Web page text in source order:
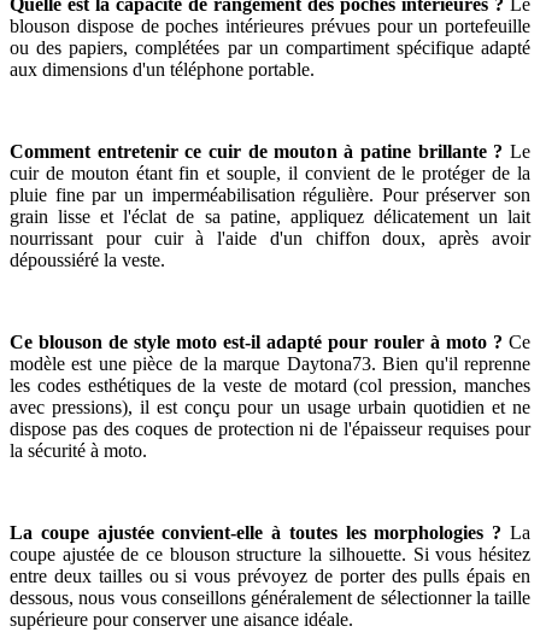
blouson dispose de poches intérieures prévues pour un portefeuille
ou des papiers, complétées par un compartiment spécifique adapté
aux dimensions d'un téléphone portable.
Comment entretenir ce cuir de mouton à patine brillante ? Le
cuir de mouton étant fin et souple, il convient de le protéger de la
pluie fine par un imperméabilisation régulière. Pour préserver son
grain lisse et l'éclat de sa patine, appliquez délicatement un lait
nourrissant pour cuir à l'aide d'un chiffon doux, après avoir
dépoussiéré la veste.
Ce blouson de style moto est-il adapté pour rouler à moto ? Ce
modèle est une pièce de la marque Daytona73. Bien qu'il reprenne
les codes esthétiques de la veste de motard (col pression, manches
avec pressions), il est conçu pour un usage urbain quotidien et ne
dispose pas des coques de protection ni de l'épaisseur requises pour
la sécurité à moto.
La coupe ajustée convient-elle à toutes les morphologies ? La
coupe ajustée de ce blouson structure la silhouette. Si vous hésitez
entre deux tailles ou si vous prévoyez de porter des pulls épais en
dessous, nous vous conseillons généralement de sélectionner la taille
supérieure pour conserver une aisance idéale.